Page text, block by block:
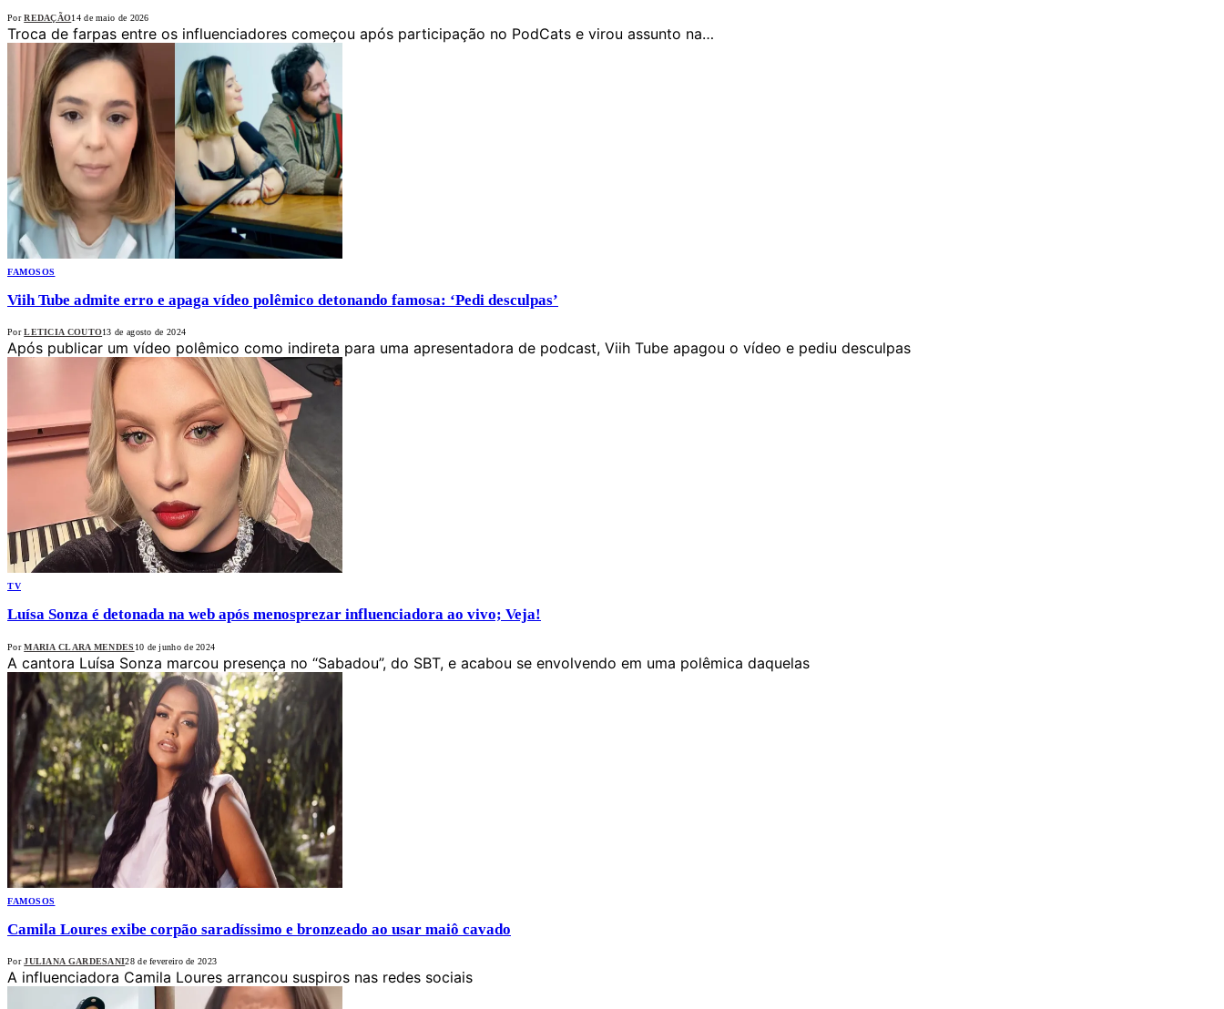
Por REDAÇÃO14 de maio de 2026
Troca de farpas entre os influenciadores começou após participação no PodCats e virou assunto na…
FAMOSOS
Viih Tube admite erro e apaga vídeo polêmico detonando famosa: ‘Pedi desculpas’
Por LETICIA COUTO13 de agosto de 2024
Após publicar um vídeo polêmico como indireta para uma apresentadora de podcast, Viih Tube apagou o vídeo e pediu desculpas
TV
Luísa Sonza é detonada na web após menosprezar influenciadora ao vivo; Veja!
Por MARIA CLARA MENDES 10 de junho de 2024
A cantora Luísa Sonza marcou presença no “Sabadou”, do SBT, e acabou se envolvendo em uma polêmica daquelas
FAMOSOS
Camila Loures exibe corpão saradíssimo e bronzeado ao usar maiô cavado
Por JULIANA GARDESANI28 de fevereiro de 2023
A influenciadora Camila Loures arrancou suspiros nas redes sociais